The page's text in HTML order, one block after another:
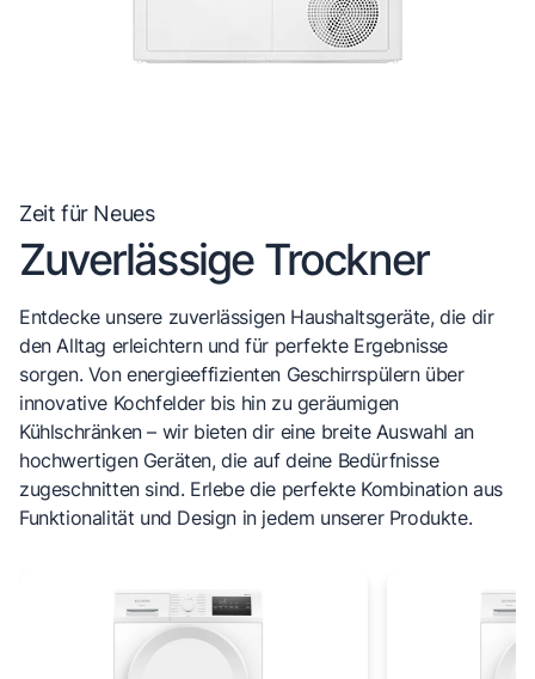
Zeit für Neues
Zuverlässige Trockner
Entdecke unsere zuverlässigen Haushaltsgeräte, die dir
den Alltag erleichtern und für perfekte Ergebnisse
sorgen. Von energieeffizienten Geschirrspülern über
innovative Kochfelder bis hin zu geräumigen
Kühlschränken – wir bieten dir eine breite Auswahl an
hochwertigen Geräten, die auf deine Bedürfnisse
zugeschnitten sind. Erlebe die perfekte Kombination aus
Funktionalität und Design in jedem unserer Produkte.